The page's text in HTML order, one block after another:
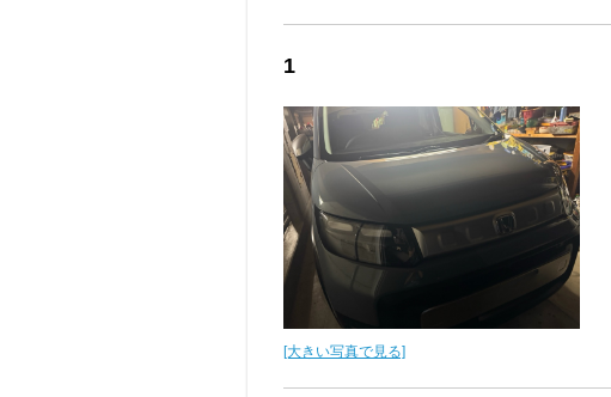
1
[大きい写真で見る]